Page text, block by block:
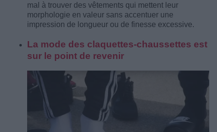
mal à trouver des vêtements qui mettent leur
morphologie en valeur sans accentuer une
impression de longueur ou de finesse excessive.
La mode des claquettes-chaussettes est
sur le point de revenir